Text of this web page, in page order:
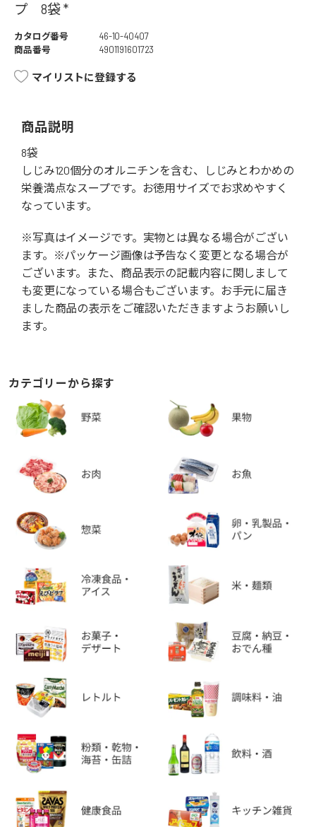
プ 8袋 *
カタログ番号
46-10-40407
商品番号
4901191601723
マイリストに登録する
商品説明
8袋
しじみ120個分のオルニチンを含む、しじみとわかめの
栄養満点なスープです。お徳用サイズでお求めやすく
なっています。
※写真はイメージです。実物とは異なる場合がござい
ます。※パッケージ画像は予告なく変更となる場合が
ございます。また、商品表示の記載内容に関しまして
も変更になっている場合もございます。お手元に届き
ました商品の表示をご確認いただきますようお願いし
ます。
カテゴリーから探す